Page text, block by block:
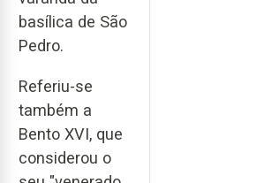
basílica de São
Pedro.
Referiu-se
também a
Bento XVI, que
considerou o